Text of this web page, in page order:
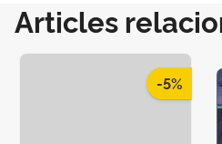
Articles
-5%